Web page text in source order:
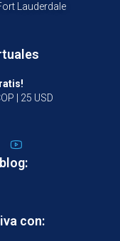
Lauderdale
| 25 USD
con: